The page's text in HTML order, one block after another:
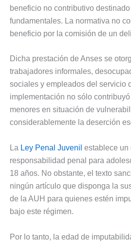
beneficio no contributivo
fundamentales. La normativa no
beneficio por la comisión de un
Dicha prestación de Anses se
trabajadores informales,
sociales y empleados del servicio
implementación no sólo
menores en situación de
considerablemente la deserción
La Ley Penal Juvenil establece un
responsabilidad penal para
18 años. No obstante, el texto
ningún artículo que disponga la
de la AUH para quienes estén
bajo este régimen.
Por lo tanto, la edad de